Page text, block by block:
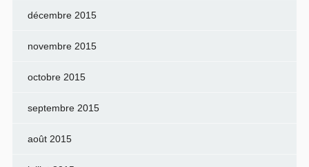
décembre 2015
novembre 2015
octobre 2015
septembre 2015
août 2015